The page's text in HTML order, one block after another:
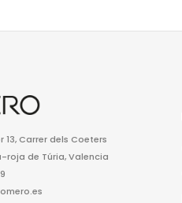
Carrer dels Coeters
roja de Túria, Valencia